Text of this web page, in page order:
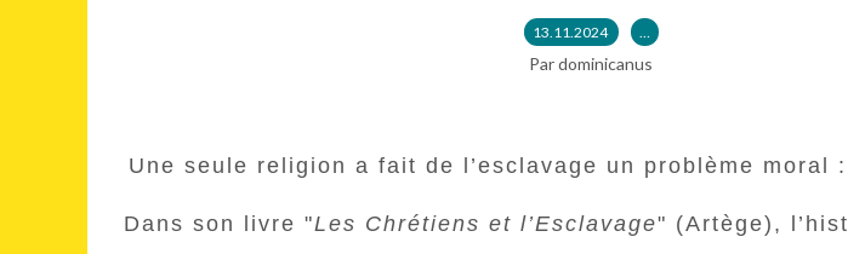
13.11.2024 …
Par dominicanus
Une seule religion a fait de l’esclavage un problème moral
Dans son livre "Les Chrétiens et l’Esclavage" (Artège),